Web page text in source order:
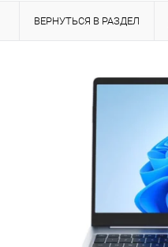
ВЕРНУТЬСЯ В РАЗДЕЛ